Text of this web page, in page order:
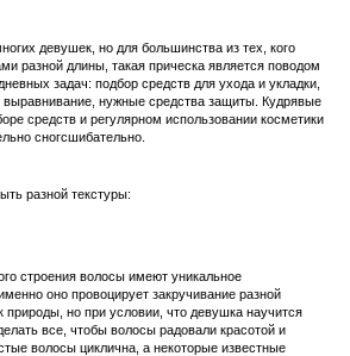
девушек, но для большинства из тех, кого
разной длины, такая прическа является поводом
задач: подбор средств для ухода и укладки,
нужные средства защиты. Кудрявые
средств и регулярном использовании косметики
сногсшибательно.
разной текстуры:
строения волосы имеют уникальное
оно провоцирует закручивание разной
природы, но при условии, что девушка научится
все, чтобы волосы радовали красотой и
волосы циклична, а некоторые известные